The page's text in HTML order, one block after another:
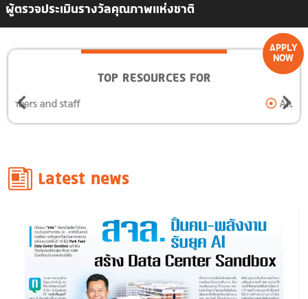
ผู้ตรวจประเมินรางวัลคุณภาพแห่งชาติ
APPLY
NOW
TOP RESOURCES FOR
Latest news